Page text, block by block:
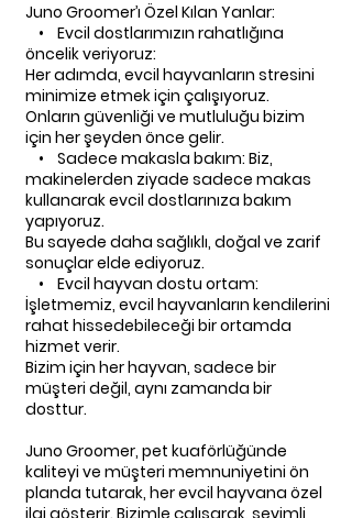
Juno Groomer’ı Özel Kılan Yanlar:
• Evcil dostlarımızın rahatlığına
öncelik veriyoruz:
Her adımda, evcil hayvanların stresini
minimize etmek için çalışıyoruz.
Onların güvenliği ve mutluluğu bizim
için her şeyden önce gelir.
• Sadece makasla bakım: Biz,
makinelerden ziyade sadece makas
kullanarak evcil dostlarınıza bakım
yapıyoruz.
Bu sayede daha sağlıklı, doğal ve zarif
sonuçlar elde ediyoruz.
• Evcil hayvan dostu ortam:
İşletmemiz, evcil hayvanların kendilerini
rahat hissedebileceği bir ortamda
hizmet verir.
Bizim için her hayvan, sadece bir
müşteri değil, aynı zamanda bir
dosttur.
Juno Groomer, pet kuaförlüğünde
kaliteyi ve müşteri memnuniyetini ön
planda tutarak, her evcil hayvana özel
ilgi gösterir. Bizimle çalışarak, sevimli